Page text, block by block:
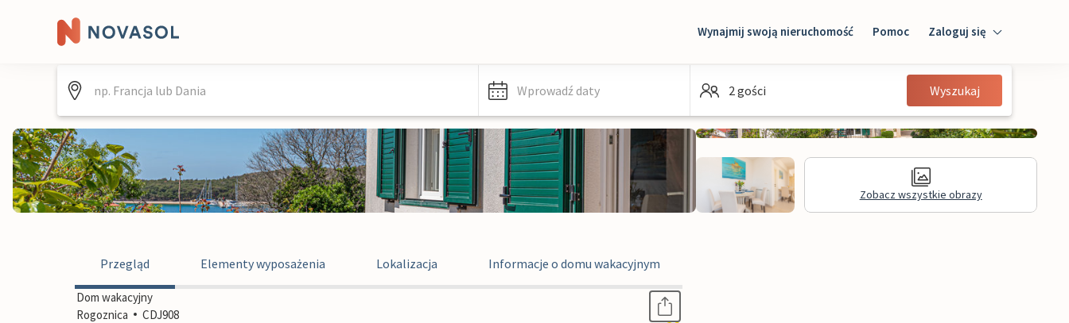
Wynajmij swoją nieruchomość Pomoc Zaloguj się
Zaloguj się
Gość
Wprowadź daty 2 gości Wyszukaj
Zobacz wszystkie obrazy
Przegląd Elementy wyposażenia Lokalizacja Informacje o domu wakacyjnym
Dom wakacyjny
Rogoznica
CDJ908